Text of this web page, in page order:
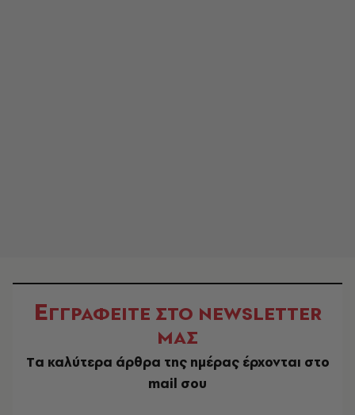
ΕΓΓΡΑΦΕΙΤΕ ΣΤΟ NEWSLETTER
ΜΑΣ
Tα καλύτερα άρθρα της ημέρας έρχονται στο
mail σου